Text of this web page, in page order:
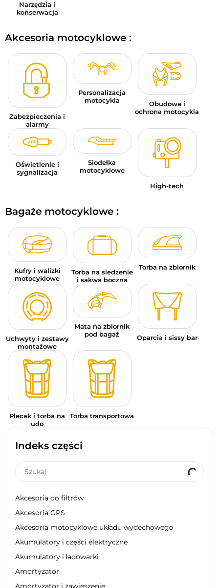
Indeks części
Akcesoria do filtrów
Akcesoria GPS
Akcesoria motocyklowe układu wydechowego
Akumulatory i części elektryczne
Akumulatory i ładowarki
Amortyzator
Amortyzator i zawieszenie
Narzędzia i
konserwacja
Akcesoria motocyklowe :
Zabezpieczenia i
alarmy
Personalizacja
motocykla
Obudowa i
ochrona motocykla
Oświetlenie i
sygnalizacja
Siodełka
motocyklowe
High-tech
Bagaże motocyklowe :
Kufry i walizki
motocyklowe
Torba na siedzenie
i sakwa boczna
Torba na zbiornik
Uchwyty i zestawy
montażowe
Mata na zbiornik
pod bagaż
Oparcia i sissy bar
Plecak i torba na
udo
Torba transportowa